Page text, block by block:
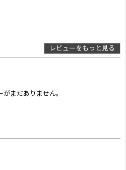
レビューをもっと見る
がまだありません。